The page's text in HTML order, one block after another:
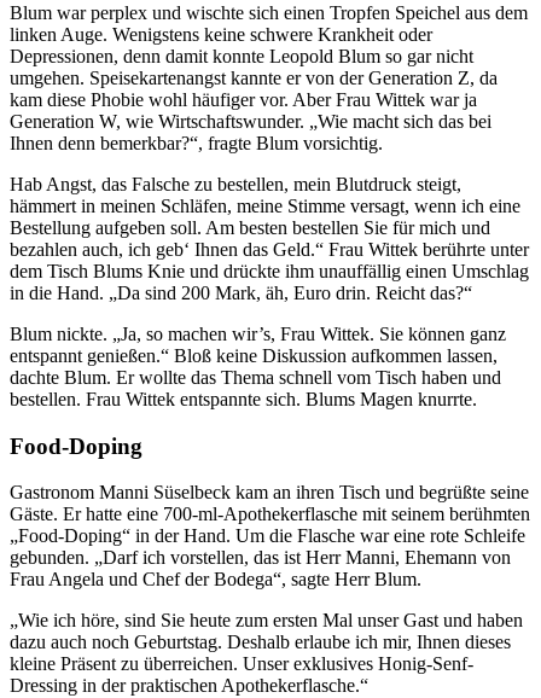
Blum war perplex und wischte sich einen Tropfen Speichel aus dem
linken Auge. Wenigstens keine schwere Krankheit oder
Depressionen, denn damit konnte Leopold Blum so gar nicht
umgehen. Speisekartenangst kannte er von der Generation Z, da
kam diese Phobie wohl häufiger vor. Aber Frau Wittek war ja
Generation W, wie Wirtschaftswunder. „Wie macht sich das bei
Ihnen denn bemerkbar?“, fragte Blum vorsichtig.
Hab Angst, das Falsche zu bestellen, mein Blutdruck steigt,
hämmert in meinen Schläfen, meine Stimme versagt, wenn ich eine
Bestellung aufgeben soll. Am besten bestellen Sie für mich und
bezahlen auch, ich geb‘ Ihnen das Geld.“ Frau Wittek berührte unter
dem Tisch Blums Knie und drückte ihm unauffällig einen Umschlag
in die Hand. „Da sind 200 Mark, äh, Euro drin. Reicht das?“
Blum nickte. „Ja, so machen wir’s, Frau Wittek. Sie können ganz
entspannt genießen.“ Bloß keine Diskussion aufkommen lassen,
dachte Blum. Er wollte das Thema schnell vom Tisch haben und
bestellen. Frau Wittek entspannte sich. Blums Magen knurrte.
Food-Doping
Gastronom Manni Süselbeck kam an ihren Tisch und begrüßte seine
Gäste. Er hatte eine 700-ml-Apothekerflasche mit seinem berühmten
„Food-Doping“ in der Hand. Um die Flasche war eine rote Schleife
gebunden. „Darf ich vorstellen, das ist Herr Manni, Ehemann von
Frau Angela und Chef der Bodega“, sagte Herr Blum.
„Wie ich höre, sind Sie heute zum ersten Mal unser Gast und haben
dazu auch noch Geburtstag. Deshalb erlaube ich mir, Ihnen dieses
kleine Präsent zu überreichen. Unser exklusives Honig-Senf-
Dressing in der praktischen Apothekerflasche.“